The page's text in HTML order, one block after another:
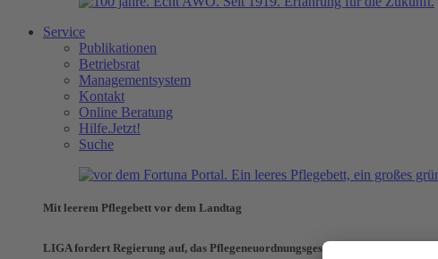
Service
Publikationen
Betriebsrat
Managementsystem
Kontakt
Online Beratung
Hilfe.Jetzt!
Suche
Mit leerem Pflegebett vor dem Landtag
LIGA fordert Regierung auf, das Pflegeneuordnungsgesetz zu verhindern